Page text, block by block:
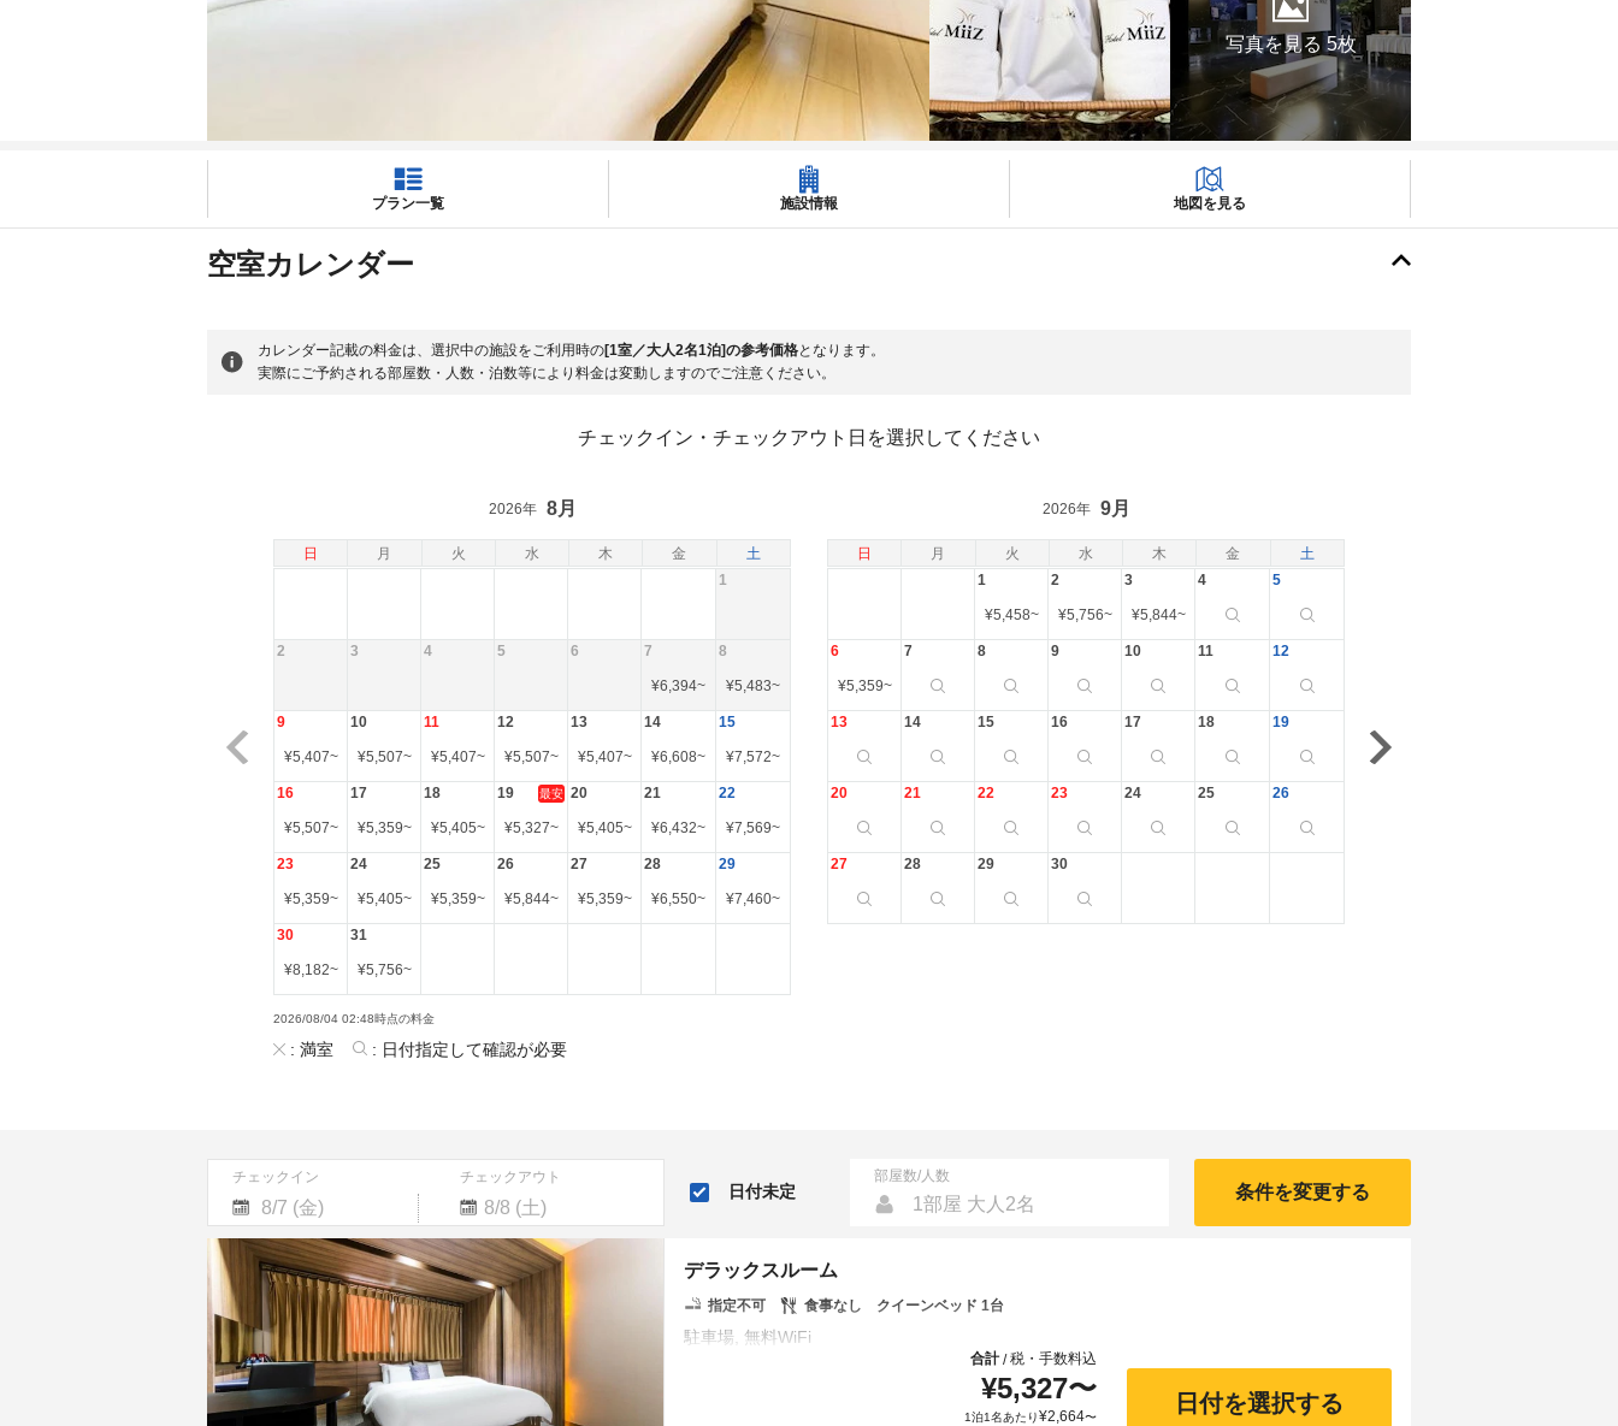
写真を見る 5枚
プラン一覧 施設情報 地図を見る
空室カレンダー
カレンダー記載の料金は、選択中の施設をご利用時の[1室／大人2名1泊]の参考価格となります。
実際にご予約される部屋数・人数・泊数等により料金は変動しますのでご注意ください。
チェックイン・チェックアウト日を選択してください
日 月 火 水 木 金 土 日 月 火 水 木 金 土
2026年 8月
1
2 3 4 5 6 7
¥6,394~
8
¥5,483~
9
¥5,407~
10
¥5,507~
11
¥5,407~
12
¥5,507~
13
¥5,407~
14
¥6,608~
15
¥7,572~
16
¥5,507~
17
¥5,359~
18
¥5,405~
19 最安
¥5,327~
20
¥5,405~
21
¥6,432~
22
¥7,569~
23
¥5,359~
24
¥5,405~
25
¥5,359~
26
¥5,844~
27
¥5,359~
28
¥6,550~
29
¥7,460~
30
¥8,182~
31
¥5,756~
2026年 9月
1
¥5,458~
2
¥5,756~
3
¥5,844~
4 5
6
¥5,359~
7 8 9 10 11 12
13 14 15 16 17 18 19
20 21 22 23 24 25 26
27 28 29 30
2026/08/04 02:48時点の料金
: 満室 : 日付指定して確認が必要
チェックイン チェックアウト
Navigate
forward
interact
with
the
calendar
and
select
Navigate
backward
to
interact
with
the
calendar
and
日付未定
部屋数/人数
1部屋 大人2名
条件を変更する
デラックスルーム
指定不可 食事なし クイーンベッド 1台
合計/税・手数料込
¥5,327〜
1泊1名あたり¥2,664〜
日付を選択する